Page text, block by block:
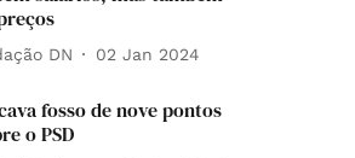
DN 02 Jan 2024
fosso de nove pontos
o PSD